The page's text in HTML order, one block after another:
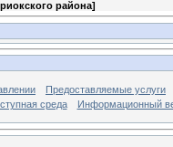
района]
Предоставляемые услуги
среда
Информационный